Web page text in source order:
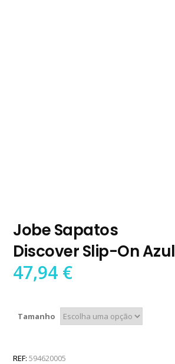
Jobe Sapatos
Discover Slip-On Azul
47,94 €
Tamanho
REF:594620005